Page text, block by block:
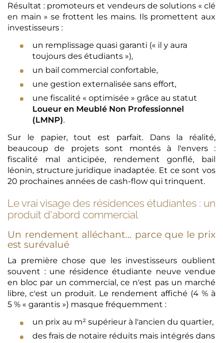
Résultat : promoteurs et vendeurs de solutions « clé
en main » se frottent les mains. Ils promettent aux
investisseurs :
un remplissage quasi garanti (« il y aura
toujours des étudiants »),
un bail commercial confortable,
une gestion externalisée sans effort,
une fiscalité « optimisée » grâce au statut
Loueur en Meublé Non Professionnel
(LMNP).
Sur le papier, tout est parfait. Dans la réalité,
beaucoup de projets sont montés à l'envers :
fiscalité mal anticipée, rendement gonflé, bail
léonin, structure juridique inadaptée. Et ce sont vos
20 prochaines années de cash-flow qui trinquent.
Le vrai visage des résidences étudiantes : un
produit d'abord commercial
Un rendement alléchant… parce que le prix
est surévalué
La première chose que les investisseurs oublient
souvent : une résidence étudiante neuve vendue
en bloc par un commercial, ce n'est pas un marché
libre, c'est un produit. Le rendement affiché (4 % à
5 % « garantis ») masque fréquemment :
un prix au m² supérieur à l'ancien du quartier,
des frais de notaire réduits mais intégrés dans